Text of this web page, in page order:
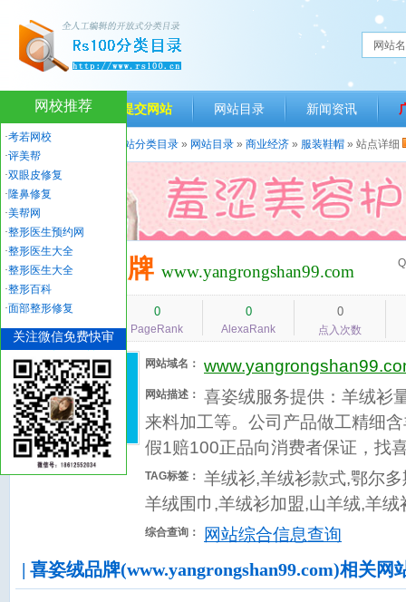
网站
网站首页 提交网站 网站目录 新闻资讯
当前位置： 人生一百网站分类目录 » 网站目录 » 商业经济 » 服装鞋帽 » 站点详细
喜姿绒品牌 www.yangrongshan99.com
736
人气指数
0
PageRank
0
AlexaRank
0
点入次数
网站域名：
网站描述：
喜姿绒服务提供：羊绒衫
来料加工等。公司产品做工精细
假1赔100正品向消费者保证，找
TAG标签：
羊绒衫,羊绒衫款式,鄂尔
羊绒围巾,羊绒衫加盟,山羊绒,羊
综合查询： 网站综合信息查询
| 喜姿绒品牌(www.yangrongshan99.com)相关网
网校推荐
·考若网校
·评美帮
·双眼皮修复
·隆鼻修复
·美帮网
·整形医生预约网
·整形医生大全
·整形医生大全
·整形百科
·面部整形修复
关注微信免费快审